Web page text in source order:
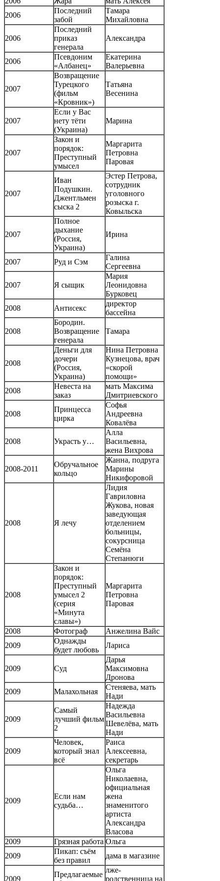
2006
Последний
забой
Тамара
Михайловна
2006
Последний
приказ
генерала
Александра
2006
Псевдоним
«Албанец»
Екатерина
Валерьевна
2007
Возвращение
Турецкого
(фильм
«Кровник»)
Татьяна
Весенина
2007
Если у Вас
нету тёти
(Украина)
Марина
2007
Закон и
порядок:
Преступный
умысел
Маргарита
Петровна
Паровая
2007
Иван
Подушкин.
Джентльмен
сыска 2
Эстер Петрова,
сотрудник
уголовного
розыска г.
Ковыльска
2007
Полное
дыхание
(Россия,
Украина)
Ирина
2007 Руд и Сэм
Галина
Сергеевна
2007 Я сыщик
Мария
Леонидовна
Бурковец
2008
Антисекс
директор
бассейна
2008
Бородин.
Возвращение
генерала
Тамара
2008
Деньги для
дочери
(Россия,
Украина)
Нина Петровна
Кузнецова, врач
«скорой
помощи»
2008
Невеста на
заказ
мать Максима
Дмитриевского
2008
Принцесса
цирка
Софья
Андреевна
Ковалёва
2008 Украсть у…
Алла
Васильевна,
жена Вихрова
2008-2011
Обручальное
кольцо
Жанна, подруга
Марины
Никифоровой
2008 Я лечу
Лидия
Гавриловна
Жукова, новая
заведующая
отделением
больницы,
сокурсница
Семёна
Степанюги
2008
Закон и
порядок:
Преступный
умысел 2
(серия
«Минута
славы»)
Маргарита
Петровна
Паровая
2008 Фотограф
Анжелина Вайс
2009
Однажды
будет любовь
Лариса
2009 Суд
Дарья
Максимовна
Дронова
2009
Малахольная
Стеняева, мать
Нади
2009
Самый
лучший фильм
2
Надежда
Васильевна
Шевелёва, мать
Нади
2009
Человек,
который знал
всё
Раиса
Алексеевна,
секретарь
2009
Если нам
судьба…
Ольга
Николаевна,
официальная
жена
знаменитого
артиста
Александра
Власова
2009
Грязная работа Ольга
2009
Пикап: съём
без правил
дама в магазине
2009
Предлагаемые
лже-
родственница на